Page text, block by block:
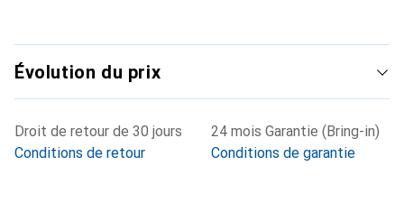
Évolution du prix
Droit de retour de 30 jours
Conditions de retour
24 mois Garantie (Bring-in)
Conditions de garantie